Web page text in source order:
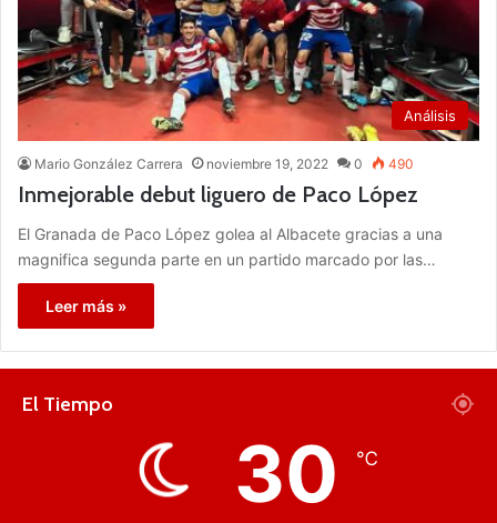
Análisis
Mario González Carrera noviembre 19, 2022 0 490
Inmejorable debut liguero de Paco López
El Granada de Paco López golea al Albacete gracias a una
magnifica segunda parte en un partido marcado por las…
Leer más »
El Tiempo
30 ℃